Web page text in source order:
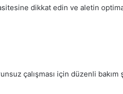
dikkat edin ve aletin
çalışması için düzenli bakım